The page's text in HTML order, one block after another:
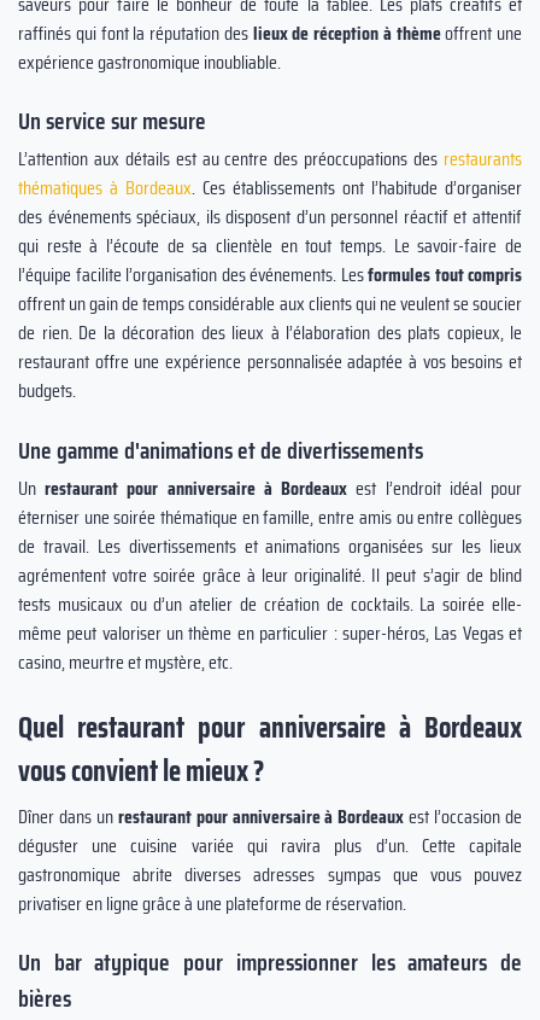
raffinés qui font la réputation deslieux de réception à thèmeoffrent une
expérience gastronomique inoubliable.
Un service sur mesure
L’attention aux détails est au centre des préoccupations des restaurants
thématiques à Bordeaux. Ces établissements ont l’habitude d’organiser
des événements spéciaux, ils disposent d’un personnel réactif et attentif
qui reste à l’écoute de sa clientèle en tout temps. Le savoir-faire de
l’équipe facilite l’organisation des événements. Lesformules tout compris
offrent un gain de temps considérable aux clients qui ne veulent se soucier
de rien. De la décoration des lieux à l’élaboration des plats copieux, le
restaurant offre une expérience personnalisée adaptée à vos besoins et
budgets.
Une gamme d'animations et de divertissements
Unrestaurant pour anniversaire à Bordeauxest l’endroit idéal pour
éterniser une soirée thématique en famille, entre amis ou entre collègues
de travail. Les divertissements et animations organisées sur les lieux
agrémentent votre soirée grâce à leur originalité. Il peut s’agir de blind
tests musicaux ou d’un atelier de création de cocktails. La soirée elle-
même peut valoriser un thème en particulier : super-héros, Las Vegas et
casino, meurtre et mystère, etc.
Quel restaurant pour anniversaire à Bordeaux
vous convient le mieux ?
Dîner dans unrestaurant pour anniversaire à Bordeauxest l’occasion de
déguster une cuisine variée qui ravira plus d’un. Cette capitale
gastronomique abrite diverses adresses sympas que vous pouvez
privatiser en ligne grâce à une plateforme de réservation.
Un bar atypique pour impressionner les amateurs de
bières